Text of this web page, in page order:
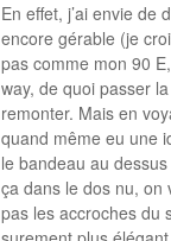
En effet, j’ai envie de
encore gérable (je
pas comme mon 90
way, de quoi passer
remonter. Mais en
quand même eu une
le bandeau au
ça dans le dos nu, on
pas les accroches du